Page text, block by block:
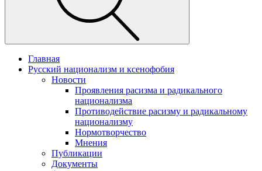
Главная
Русский национализм и ксенофобия
Новости
Проявления расизма и радикального
национализма
Противодействие расизму и радикальному
национализму
Нормотворчество
Мнения
Публикации
Документы